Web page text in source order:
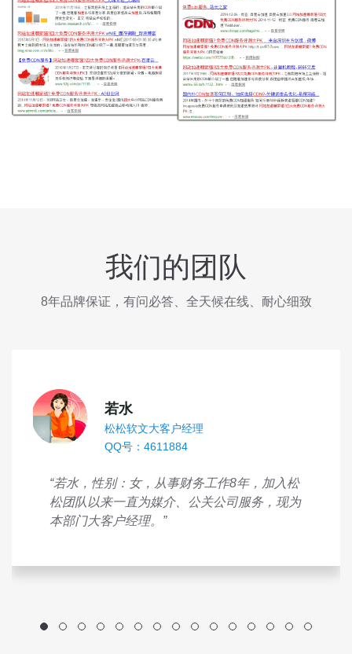
我们的团队
8年品牌保证，有问必答、全天候在线、耐心细致
若水
松松软文大客户经理
QQ号：4611884
“若水，性别：女，从事财务工作8年，加入松
松团队以来一直为媒介、公关公司服务，现为
本部门大客户经理。”